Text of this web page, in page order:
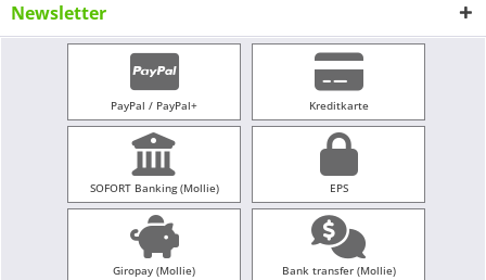
Newsletter
PayPal / PayPal+ Kreditkarte
SOFORT Banking (Mollie) EPS
Giropay (Mollie) Bank transfer (Mollie)